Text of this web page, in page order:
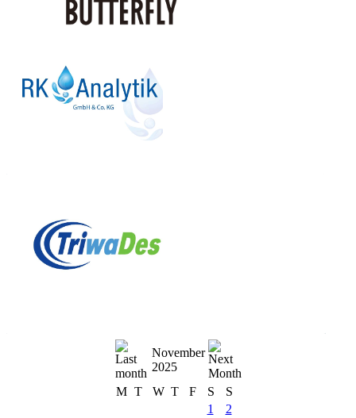
November
2025
M T W T F S
S
1
2